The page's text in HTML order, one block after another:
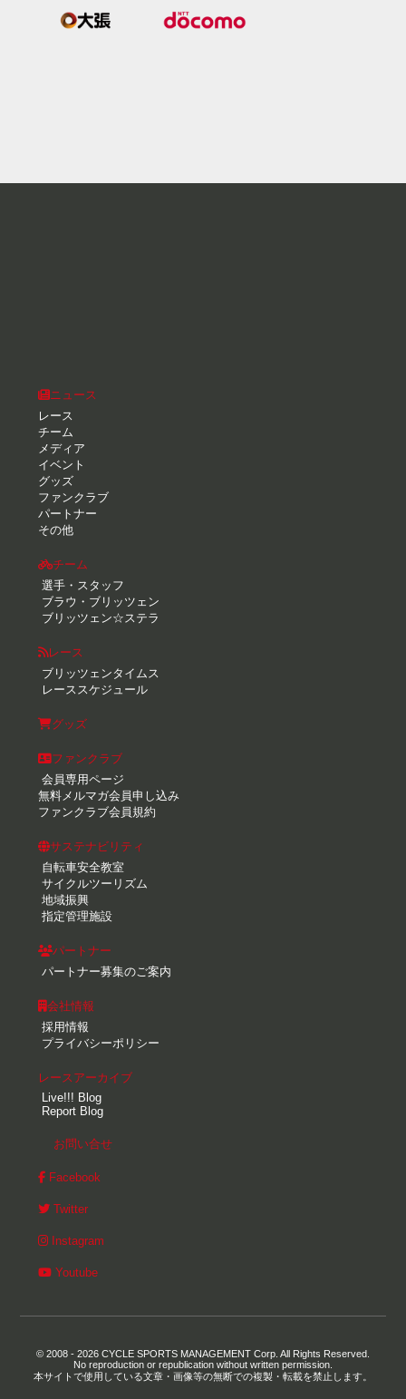
ニュース
レース
チーム
メディア
イベント
グッズ
ファンクラブ
パートナー
その他
チーム
選手・スタッフ
ブラウ・ブリッツェン
ブリッツェン☆ステラ
レース
ブリッツェンタイムス
レーススケジュール
グッズ
ファンクラブ
会員専用ページ
無料メルマガ会員申し込み
ファンクラブ会員規約
サステナビリティ
自転車安全教室
サイクルツーリズム
地域振興
指定管理施設
パートナー
パートナー募集のご案内
会社情報
採用情報
プライバシーポリシー
レースアーカイブ
Live!!! Blog
Report Blog
お問い合せ
Facebook
Twitter
Instagram
Youtube
© 2008 - 2026 CYCLE SPORTS MANAGEMENT Corp. All Rights Reserved.
No reproduction or republication without written permission.
本サイトで使用している文章・画像等の無断での複製・転載を禁止します。